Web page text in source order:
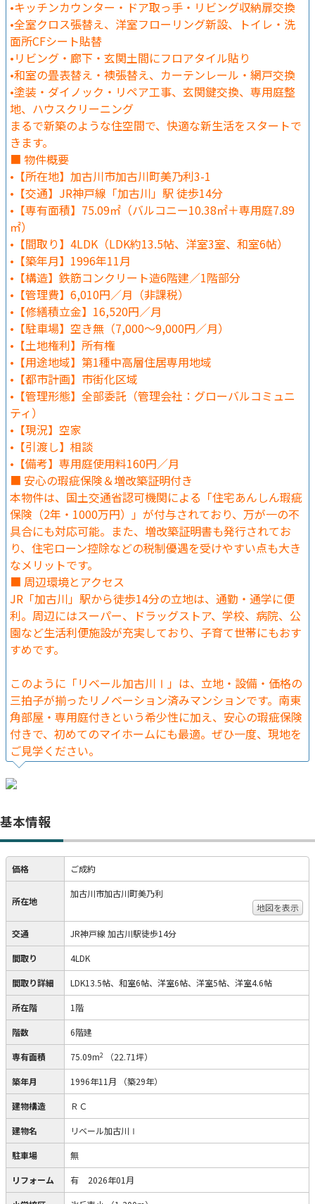
•キッチンカウンター・ドア取っ手・リビング収納扉交換
•全室クロス張替え、洋室フローリング新設、トイレ・洗
面所CFシート貼替
•リビング・廊下・玄関土間にフロアタイル貼り
•和室の畳表替え・襖張替え、カーテンレール・網戸交換
•塗装・ダイノック・リペア工事、玄関鍵交換、専用庭整
地、ハウスクリーニング
まるで新築のような住空間で、快適な新生活をスタートで
きます。
■ 物件概要
•【所在地】加古川市加古川町美乃利3-1
•【交通】JR神戸線「加古川」駅 徒歩14分
•【専有面積】75.09㎡（バルコニー10.38㎡＋専用庭7.89
㎡）
•【間取り】4LDK（LDK約13.5帖、洋室3室、和室6帖）
•【築年月】1996年11月
•【構造】鉄筋コンクリート造6階建／1階部分
•【管理費】6,010円／月（非課税）
•【修繕積立金】16,520円／月
•【駐車場】空き無（7,000～9,000円／月）
•【土地権利】所有権
•【用途地域】第1種中高層住居専用地域
•【都市計画】市街化区域
•【管理形態】全部委託（管理会社：グローバルコミュニ
ティ）
•【現況】空家
•【引渡し】相談
•【備考】専用庭使用料160円／月
■ 安心の瑕疵保険＆増改築証明付き
本物件は、国土交通省認可機関による「住宅あんしん瑕疵
保険（2年・1000万円）」が付与されており、万が一の不
具合にも対応可能。また、増改築証明書も発行されてお
り、住宅ローン控除などの税制優遇を受けやすい点も大き
なメリットです。
■ 周辺環境とアクセス
JR「加古川」駅から徒歩14分の立地は、通勤・通学に便
利。周辺にはスーパー、ドラッグストア、学校、病院、公
園など生活利便施設が充実しており、子育て世帯にもおす
すめです。
このように「リベール加古川Ⅰ」は、立地・設備・価格の
三拍子が揃ったリノベーション済みマンションです。南東
角部屋・専用庭付きという希少性に加え、安心の瑕疵保険
付きで、初めてのマイホームにも最適。ぜひ一度、現地を
ご見学ください。
基本情報
価格 ご成約
所在地
加古川市加古川町美乃利
地図を表示
交通 JR神戸線 加古川駅徒歩14分
間取り 4LDK
間取り詳細 LDK13.5帖、和室6帖、洋室6帖、洋室5帖、洋室4.6帖
所在階 1階
階数 6階建
専有面積 75.09m2 （22.71坪）
築年月 1996年11月 （築29年）
建物構造 ＲＣ
建物名 リベール加古川Ⅰ
駐車場 無
リフォーム 有 2026年01月